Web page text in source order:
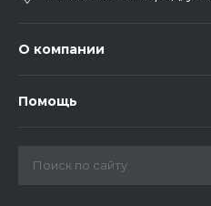
О компании
Помощь